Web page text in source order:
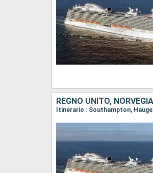
REGNO UNITO, NORVEGIA
Itinerario : Southampton,